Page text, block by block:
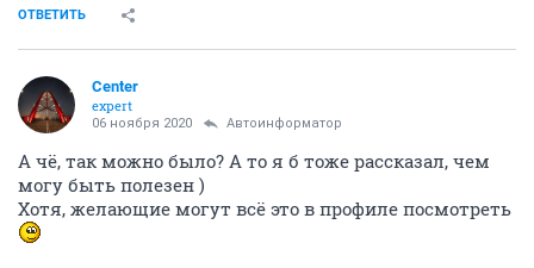
ОТВЕТИТЬ
Center
expert
06 ноября 2020 Автоинформатор
А чё, так можно было? А то я б тоже рассказал, чем
могу быть полезен )
Хотя, желающие могут всё это в профиле посмотреть